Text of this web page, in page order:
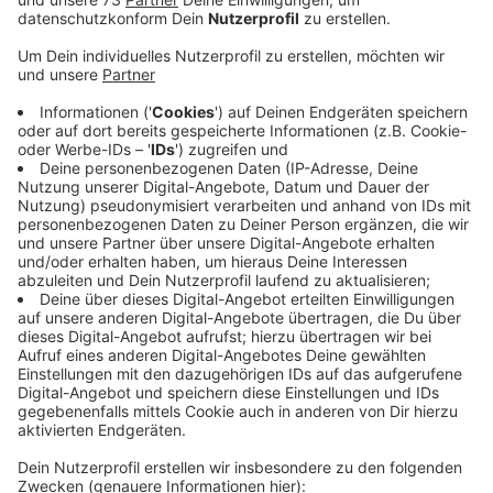
Anzeige
Nachhaltige Mobilität auf IAA
Anzeige
In der Vergangenheit war die IAA vor allem DIE Messe,
wenn es um die Autos der Zukunft geht. Ab sofort
geht es um Mobilität allgemein - die IAA ist also keine
reine Automesse mehr. Dazu gehört eben auch das
Fahhrad. Sarah Terweh von Rose Bikes sagt, dass sich
niemand zwischen Fahrrad und Auto entscheiden
müsse. Es gehe eher darum, dass Fahrräder und Autos
gemeinsam für eine nachhaltigere Mobilität sorgen.
Die IAA Mobility geht noch bis Sonntag (12.09.).